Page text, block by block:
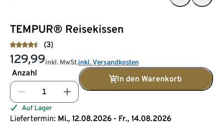
TEMPUR® Reisekissen
(3)
129,99inkl. MwSt.inkl. Versandkosten
Anzahl
In den Warenkorb
Auf Lager
Liefertermin: Mi., 12.08.2026 - Fr., 14.08.2026